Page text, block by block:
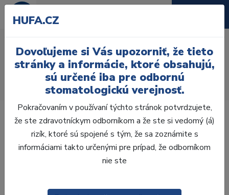
D42, C1
Zuby
AcryRock
AcryRock 1x28 S62-I61-D42, C1
HUFA.CZ
Dovoľujeme si Vás upozorniť, že tieto
stránky a informácie, ktoré obsahujú,
sú určené iba pre odbornú
stomatologickú verejnosť.
Pokračovaním v používaní týchto stránok potvrdzujete,
že ste zdravotníckym odborníkom a že ste si vedomý (á)
rizík, ktoré sú spojené s tým, že sa zoznámite s
informáciami takto určenými pre prípad, že odborníkom
nie ste